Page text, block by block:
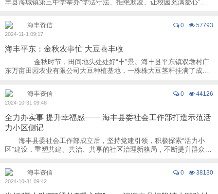
丰县海城镇第三中学举办“学法守法、拒绝欺凌、让校园充满爱心”法
0 57793
海丰资信
2024-11-1 09:17
海丰平东：金秋农事忙 大豆喜丰收
金秋时节，田间地头处处好“丰”景。海丰县平东镇双墩村广
东万亩田园农业有限公司大豆种植基地，一株株大豆茎秆挂满了成熟
0 44126
海丰资信
2024-10-31 09:48
全力办实事 提升幸福感—— 海丰县委社会工作部打造示范活
力小区侧记
海丰县委社会工作部成立后，坚持党建引领，积极探索“活力小
区”建设，重塑共建、共治、共享的社区治理新格局，不断提升群众的
0 38130
海丰资信
2024-10-31 09:42